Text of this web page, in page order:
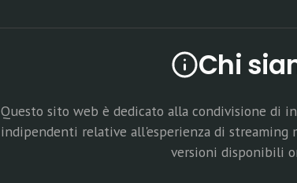
Chi
Questo sito web è dedicato alla condivisione di
indipendenti relative all'esperienza di streaming
versioni disponibili